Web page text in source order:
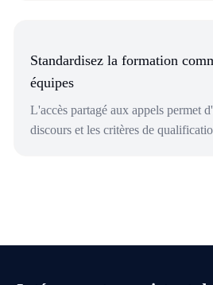
Standardisez la formation
équipes
L'accès partagé aux appels permet
discours et les critères de